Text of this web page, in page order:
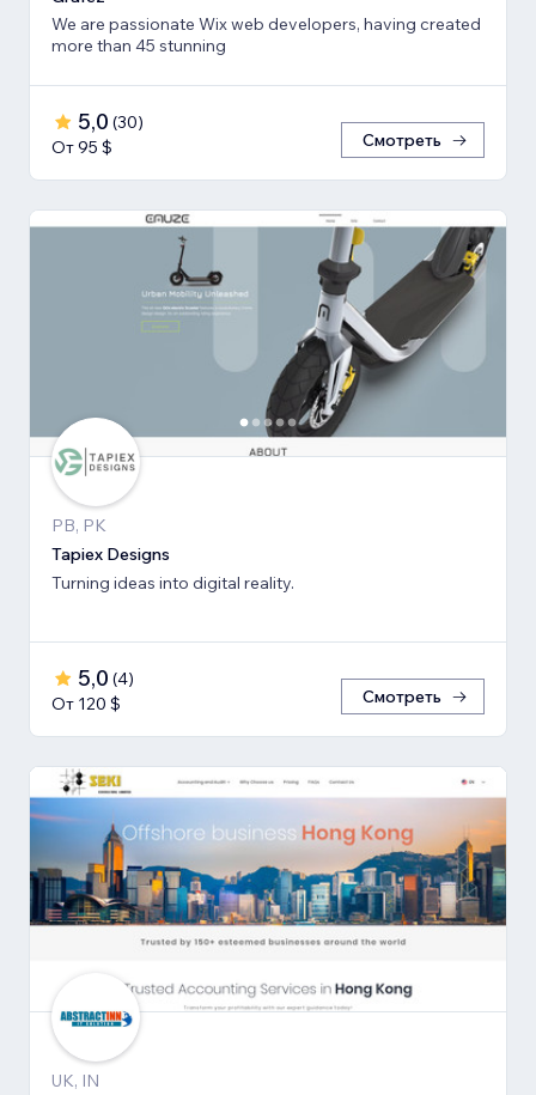
We are passionate Wix web developers, having created
more than 45 stunning
5,0 (30)
От 95 $
Смотреть
PB, PK
Tapiex Designs
Turning ideas into digital reality.
5,0 (4)
От 120 $
Смотреть
UK, IN